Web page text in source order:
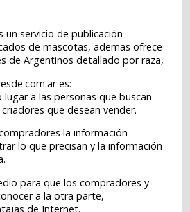
un servicio de publicación
de mascotas, ademas ofrece
de Argentinos detallado por raza,
es:
lugar a las personas que buscan
que desean vender.
la información
lo que precisan y la información
para que los compradores y
a la otra parte,
de Internet.